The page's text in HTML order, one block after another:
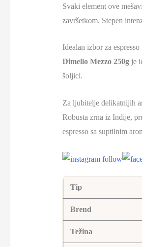
Svaki element ove
završetkom. Stepen
Idealan izbor za espresso
Dimello Mezzo 250g je
šoljici.
Za ljubitelje delikatnijih
Robusta zrna iz Indije,
espresso sa suptilnim
Tip
Brend
Težina